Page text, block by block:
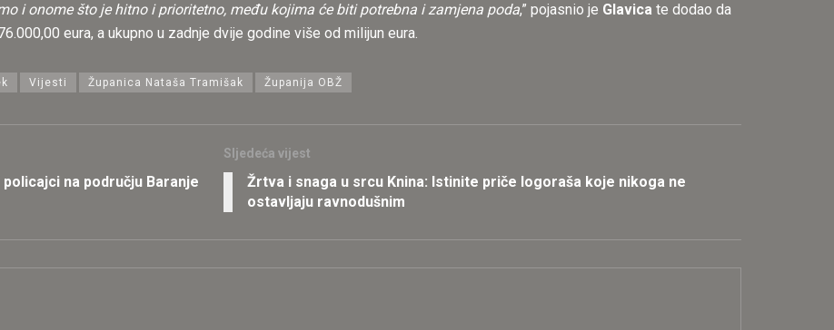
i onome što je hitno i prioritetno, među kojima će biti potrebna i zamjena poda,” pojasnio je Glavica te dodao da
eura, a ukupno u zadnje dvije godine više od milijun eura.
Vijesti Županica Nataša Tramišak Županija OBŽ
na području Baranje
Sljedeća vijest
Žrtva i snaga u srcu Knina: Istinite priče logoraša koje nikoga ne
ostavljaju ravnodušnim